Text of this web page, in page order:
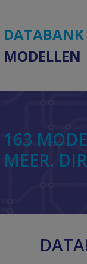
DATABANK
MODELLEN
163
MEER.